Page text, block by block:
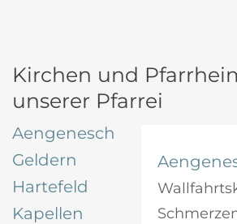
Kirchen und
unserer Pfarrei
Aengenesch
Geldern
Hartefeld
Kapellen